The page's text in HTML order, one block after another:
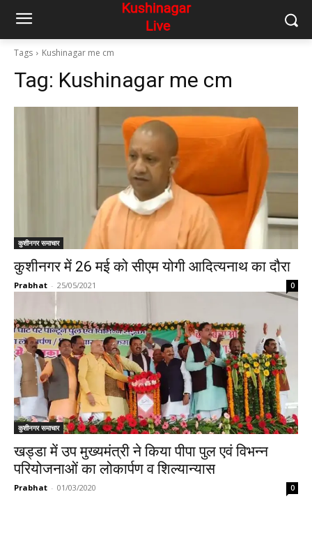
Tags Kushinagar me cm
Tag: Kushinagar me cm
कुशीनगर समाचार
कुशीनगर में 26 मई को सीएम योगी आदित्यनाथ का दौरा
Prabhat - 25/05/2021 0
कुशीनगर समाचार
खड्डा में उप मुख्यमंत्री ने किया पीपा पुल एवं विभन्न
परियोजनाओं का लोकार्पण व शिल्यान्यास
Prabhat - 01/03/2020 0